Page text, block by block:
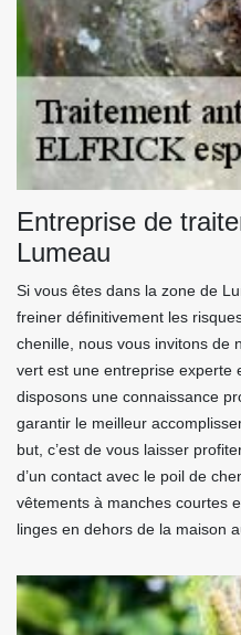
Entreprise de
Lumeau
Si vous êtes dans la zone de
freiner définitivement les
chenille, nous vous invitons de
vert est une entreprise experte
disposons une connaissance
garantir le meilleur
but, c’est de vous laisser
d’un contact avec le poil de
vêtements à manches courtes
linges en dehors de la maison